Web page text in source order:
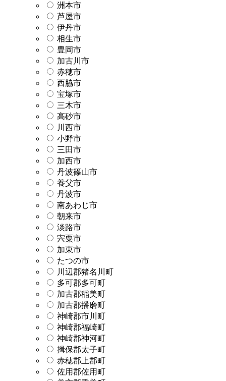
洲本市
芦屋市
伊丹市
相生市
豊岡市
加古川市
赤穂市
西脇市
宝塚市
三木市
高砂市
川西市
小野市
三田市
加西市
丹波篠山市
養父市
丹波市
南あわじ市
朝来市
淡路市
宍粟市
加東市
たつの市
川辺郡猪名川町
多可郡多可町
加古郡稲美町
加古郡播磨町
神崎郡市川町
神崎郡福崎町
神崎郡神河町
揖保郡太子町
赤穂郡上郡町
佐用郡佐用町